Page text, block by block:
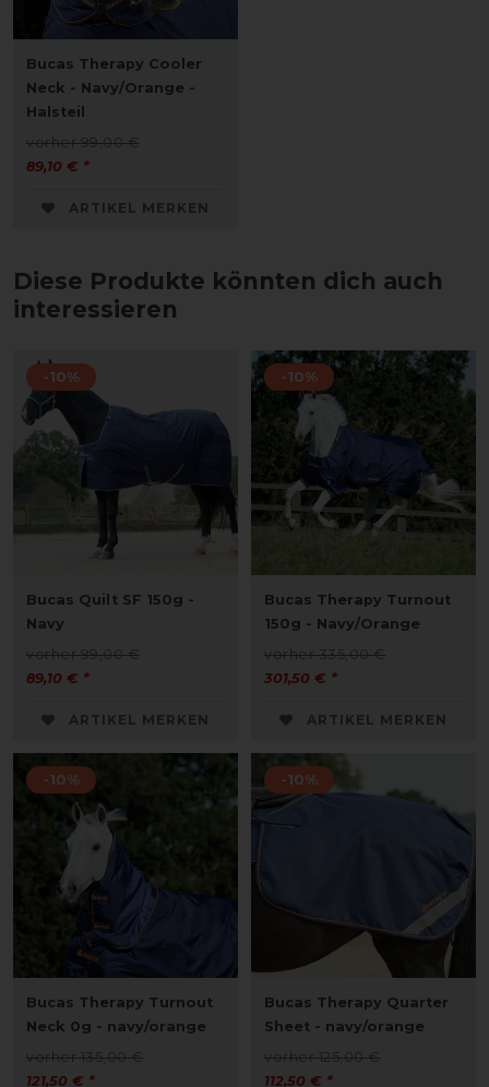
Bucas Therapy Cooler
Neck - Navy/Orange -
Halsteil
vorher 99,00 €
89,10 € *
ARTIKEL MERKEN
Diese Produkte könnten dich auch
interessieren
-10%
Bucas Quilt SF 150g -
Navy
vorher 99,00 €
89,10 € *
ARTIKEL MERKEN
-10%
Bucas Therapy Turnout
150g - Navy/Orange
vorher 335,00 €
301,50 € *
ARTIKEL MERKEN
-10%
Bucas Therapy Turnout
Neck 0g - navy/orange
vorher 135,00 €
121,50 € *
-10%
Bucas Therapy Quarter
Sheet - navy/orange
vorher 125,00 €
112,50 € *